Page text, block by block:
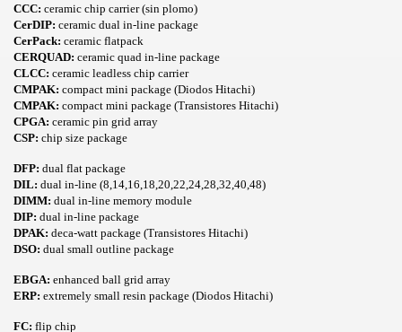
CCC: ceramic chip carrier (sin plomo)
CerDIP: ceramic dual in-line package
CerPack: ceramic flatpack
CERQUAD: ceramic quad in-line package
CLCC: ceramic leadless chip carrier
CMPAK: compact mini package (Diodos Hitachi)
CMPAK: compact mini package (Transistores Hitachi)
CPGA: ceramic pin grid array
CSP: chip size package
DFP: dual flat package
DIL: dual in-line (8,14,16,18,20,22,24,28,32,40,48)
DIMM: dual in-line memory module
DIP: dual in-line package
DPAK: deca-watt package (Transistores Hitachi)
DSO: dual small outline package
EBGA: enhanced ball grid array
ERP: extremely small resin package (Diodos Hitachi)
FC: flip chip
TECNOLOGIA SMD